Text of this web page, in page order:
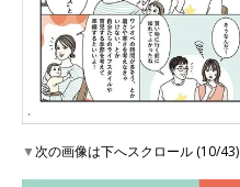
▼次の画像は下へスクロール (10/43)